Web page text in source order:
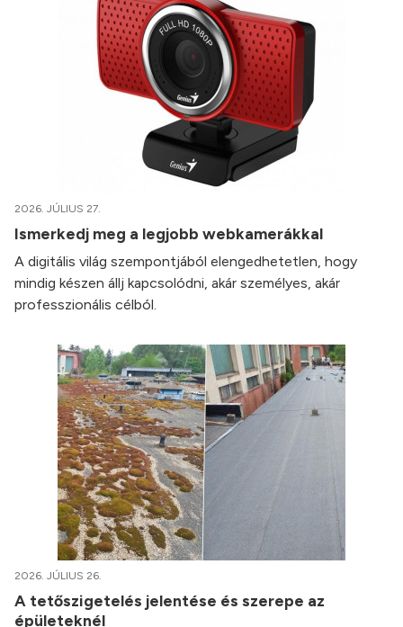
2026. JÚLIUS 27.
Ismerkedj meg a legjobb webkamerákkal
A digitális világ szempontjából elengedhetetlen, hogy
mindig készen állj kapcsolódni, akár személyes, akár
professzionális célból.
2026. JÚLIUS 26.
A tetőszigetelés jelentése és szerepe az
épületeknél